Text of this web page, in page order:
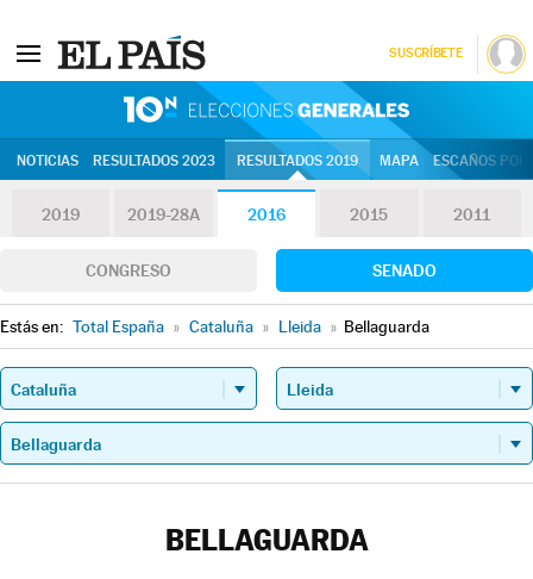
SUSCRÍBETE
NOTICIAS RESULTADOS 2023 RESULTADOS 2019 MAPA ESCAÑOS
2019 2019-28A 2016 2015 2011
CONGRESO SENADO
Estás en: Total España » Cataluña » Lleida » Bellaguarda
BELLAGUARDA